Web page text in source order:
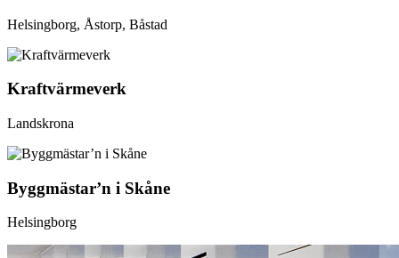
Helsingborg, Åstorp, Båstad
Kraftvärmeverk
Landskrona
Byggmästar’n i Skåne
Helsingborg